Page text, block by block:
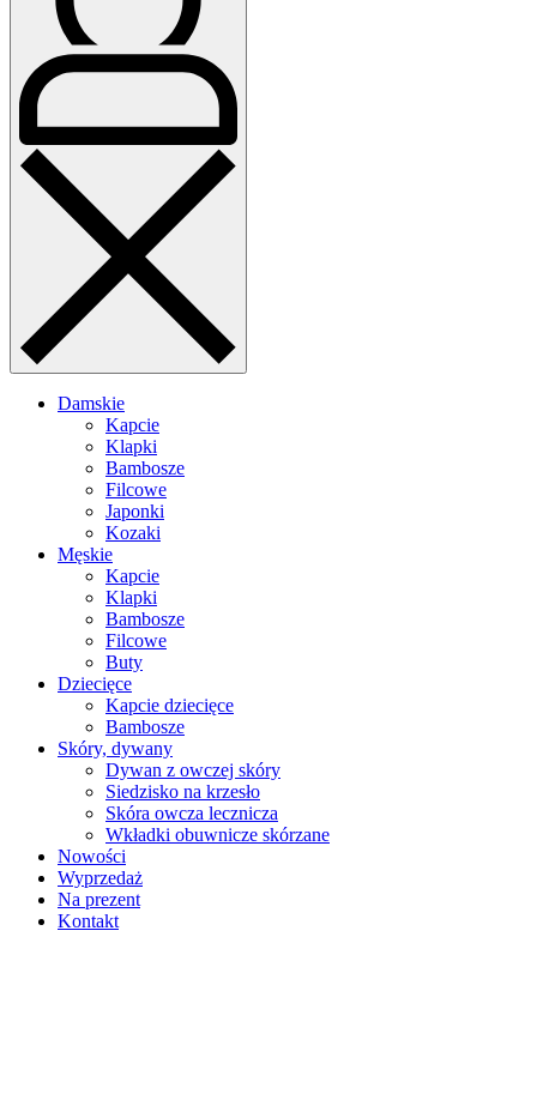
Damskie
Kapcie
Klapki
Bambosze
Filcowe
Japonki
Kozaki
Męskie
Kapcie
Klapki
Bambosze
Filcowe
Buty
Dziecięce
Kapcie dziecięce
Bambosze
Skóry, dywany
Dywan z owczej skóry
Siedzisko na krzesło
Skóra owcza lecznicza
Wkładki obuwnicze skórzane
Nowości
Wyprzedaż
Na prezent
Kontakt